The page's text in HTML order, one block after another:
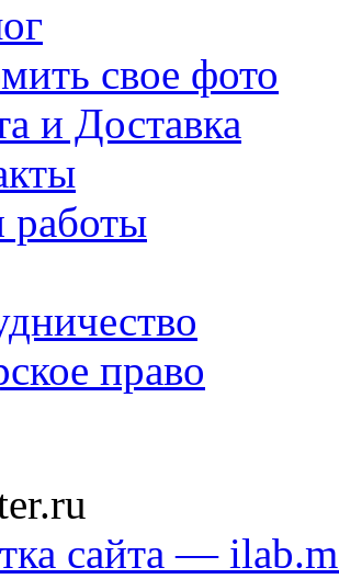
свое фото
и Доставка
право
сайта —